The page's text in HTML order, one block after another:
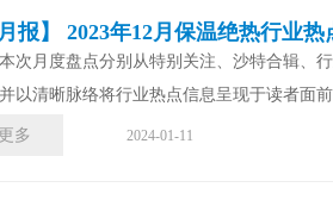
报】 2023年12月保温绝热行业
次月度盘点分别从特别关注、沙特合辑、
以清晰脉络将行业热点信息呈现于读者面
多 2024-01-11